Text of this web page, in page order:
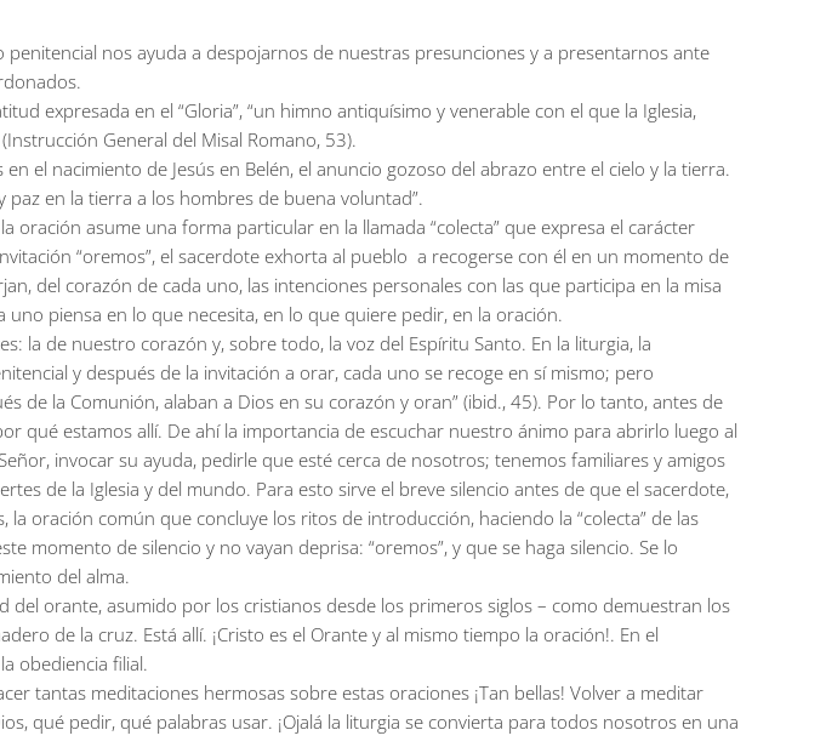
nos ayuda a despojarnos de nuestras presunciones y a presentarnos ante
expresada en el “Gloria”, “un himno antiquísimo y venerable con el que la Iglesia,
General del Misal Romano, 53).
el nacimiento de Jesús en Belén, el anuncio gozoso del abrazo entre el cielo y la tierra.
en la tierra a los hombres de buena voluntad”.
oración asume una forma particular en la llamada “colecta” que expresa el carácter
“oremos”, el sacerdote exhorta al pueblo a recogerse con él en un momento de
del corazón de cada uno, las intenciones personales con las que participa en la misa
uno piensa en lo que necesita, en lo que quiere pedir, en la oración.
la de nuestro corazón y, sobre todo, la voz del Espíritu Santo. En la liturgia, la
y después de la invitación a orar, cada uno se recoge en sí mismo; pero
de la Comunión, alaban a Dios en su corazón y oran” (ibid., 45). Por lo tanto, antes de
qué estamos allí. De ahí la importancia de escuchar nuestro ánimo para abrirlo luego al
invocar su ayuda, pedirle que esté cerca de nosotros; tenemos familiares y amigos
de la Iglesia y del mundo. Para esto sirve el breve silencio antes de que el sacerdote,
oración común que concluye los ritos de introducción, haciendo la “colecta” de las
momento de silencio y no vayan deprisa: “oremos”, y que se haga silencio. Se lo
del alma.
del orante, asumido por los cristianos desde los primeros siglos – como demuestran los
de la cruz. Está allí. ¡Cristo es el Orante y al mismo tiempo la oración!. En el
obediencia filial.
tantas meditaciones hermosas sobre estas oraciones ¡Tan bellas! Volver a meditar
qué pedir, qué palabras usar. ¡Ojalá la liturgia se convierta para todos nosotros en una